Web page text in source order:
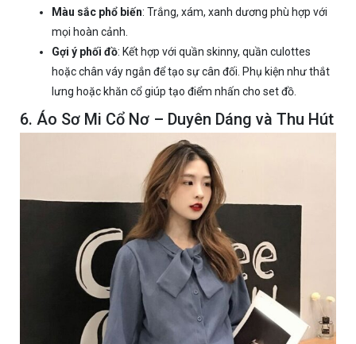
Màu sắc phổ biến: Trắng, xám, xanh dương phù hợp với
mọi hoàn cảnh.
Gợi ý phối đồ: Kết hợp với quần skinny, quần culottes
hoặc chân váy ngắn để tạo sự cân đối. Phụ kiện như thắt
lưng hoặc khăn cổ giúp tạo điểm nhấn cho set đồ.
6. Áo Sơ Mi Cổ Nơ – Duyên Dáng và Thu Hút